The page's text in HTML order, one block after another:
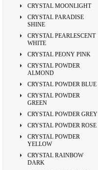
CRYSTAL MOONLIGHT
CRYSTAL PARADISE
SHINE
CRYSTAL PEARLESCENT
WHITE
CRYSTAL PEONY PINK
CRYSTAL POWDER
ALMOND
CRYSTAL POWDER BLUE
CRYSTAL POWDER
GREEN
CRYSTAL POWDER GREY
CRYSTAL POWDER ROSE
CRYSTAL POWDER
YELLOW
CRYSTAL RAINBOW
DARK